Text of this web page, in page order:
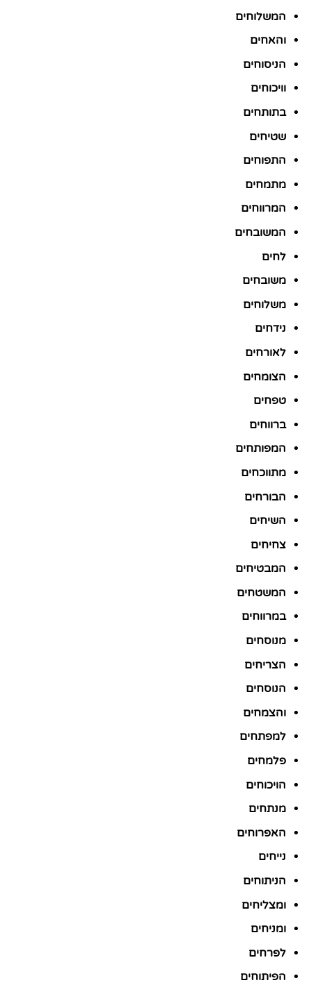
המשלוחים
והאחים
הניסוחים
וויכוחים
בתותחים
שטיחים
התפוחים
מתמחים
המרווחים
המשובחים
לחים
משובחים
משלוחים
נידחים
לאורחים
הצומחים
טפחים
ברווחים
המפותחים
מתווכחים
הבורחים
השיחים
צחיחים
המבטיחים
המשטחים
במרווחים
מנוסחים
הצריחים
הנוסחים
והצמחים
למפתחים
פלמחים
הויכוחים
מנתחים
האפרוחים
נייחים
הניתוחים
ומצליחים
ומניחים
לפרחים
הפיתוחים